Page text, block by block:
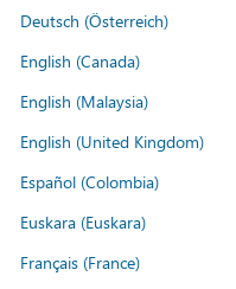
Deutsch (Österreich)
English (Canada)
English (Malaysia)
English (United Kingdom)
Español (Colombia)
Euskara (Euskara)
Français (France)